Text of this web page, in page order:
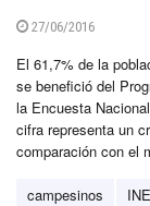
27/06/2016
El 61,7% de la
se benefició del
la Encuesta
cifra representa un
comparación con el
campesinos